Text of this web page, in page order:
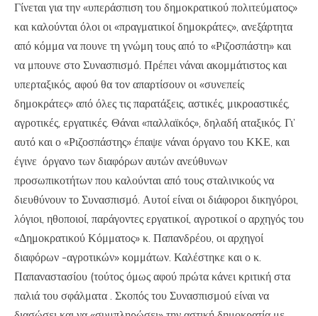
Γίνεται για την «υπεράσπιση του δημοκρατικού πολιτεύματος»
και καλούνται όλοι οι «πραγματικοί δημοκράτες», ανεξάρτητα
από κόμμα να πουνε τη γνώμη τους από το «Ριζοσπάστη» και
να μπουνε στο Συνασπισμό. Πρέπει νάναι ακομμάτιστος και
υπερταξικός, αφού θα τον απαρτίσουν οι «συνεπείς
δημοκράτες» από όλες τις παρατάξεις, αστικές, μικροαστικές,
αγροτικές, εργατικές. Θάναι «παλλαϊκός», δηλαδή αταξικός. Γι’
αυτό και ο «Ριζοσπάστης» έπαψε νάναι όργανο του ΚΚΕ, και
έγινε όργανο των διαφόρων αυτών ανεύθυνων
προσωπικοτήτων που καλούνται από τους σταλινικούς να
διευθύνουν το Συνασπισμό. Αυτοί είναι οι διάφοροι δικηγόροι,
λόγιοι, ηθοποιοί, παράγοντες εργατικοί, αγροτικοί ο αρχηγός του
«Δημοκρατικού Κόμματος» κ. Παπανδρέου, οι αρχηγοί
διαφόρων -αγροτικών» κομμάτων. Καλέστηκε και ο κ.
Παπαναστασίου (τούτος όμως αφού πρώτα κάνει κριτική στα
παλιά του σφάλματα . Σκοπός του Συνασπισμού είναι να